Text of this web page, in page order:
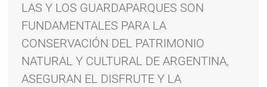
LAS Y LOS GUARDAPARQUES SON
FUNDAMENTALES PARA LA
CONSERVACIÓN DEL PATRIMONIO
NATURAL Y CULTURAL DE ARGENTINA,
ASEGURAN EL DISFRUTE Y LA